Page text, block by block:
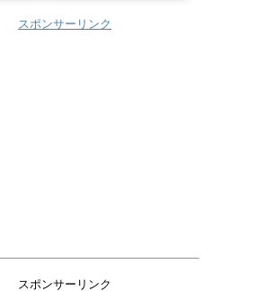
スポンサーリンク
スポンサーリンク